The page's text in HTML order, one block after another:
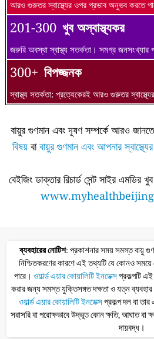
আরও গুরুতর স্বাস্থ্যের ওপর প্রভাব অনুভব করতে
201-300 খুব অস্বাস্থ্যকর
জরুরি অবস্থা স্বাস্থ্য সতর্কতা। সমগ্র জনসংখ্যার
300+ বিপজ্জনক
স্বাস্থ্য সতর্কতা: প্রত্যেকেরই আরও গুরুতর
বায়ুর গুণমান এবং দূষণ সম্পর্কে আরও
বিষয়বাবায়ুর গুণমান এবং আপনার
বেইজিং ডাক্তার রিচার্ড সেন্ট সাইর এমডির
ব্যবহারের নোটিশ: প্রকাশনার সময় সমস্ত বায়ু
নিশ্চিতকরণের কারণে এই তথ্যটি যে কোনও
পারে। ওয়ার্ল্ড এয়ার কোয়ালিটি ইনডেক্সপ্রকল্পটি
করার জন্য সমস্ত যুক্তিসঙ্গত দক্ষতা ও যত্ন
ওয়ার্ল্ড এয়ার কোয়ালিটি ইনডেক্সপ্রকল্প দল বা
সরাসরি বা পরোক্ষভাবে উদ্ভূত কোন ক্ষতি, আঘাত বা
দায়বদ্ধ।